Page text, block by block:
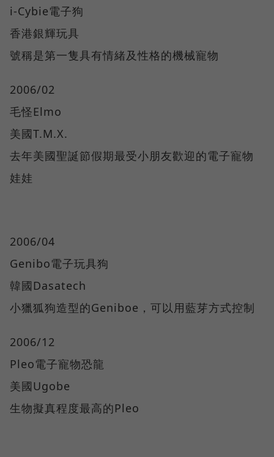
i-Cybie電子狗
香港銀輝玩具
號稱是第一隻具有情緒及性格的機械寵物
2006/02
毛怪Elmo
美國T.M.X.
去年美國聖誕節假期最受小朋友歡迎的電子寵物
娃娃
2006/04
Genibo電子玩具狗
韓國Dasatech
小獵狐狗造型的Geniboe，可以用藍芽方式控制
2006/12
Pleo電子寵物恐龍
美國Ugobe
生物擬真程度最高的Pleo